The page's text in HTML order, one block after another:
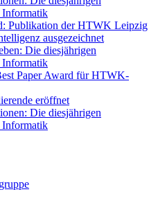
Informatik
Publikation der HTWK Leipzig
ausgezeichnet
Die diesjährigen
Informatik
Paper Award für HTWK-
eröffnet
Die diesjährigen
Informatik